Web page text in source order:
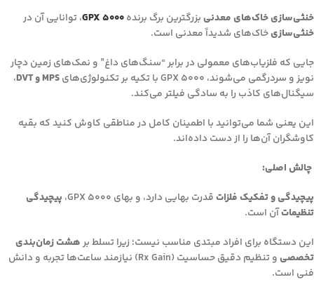
خنثی‌سازی خاک‌های معدنیبزرگترین برگ برندهGPX 5000، توانایی آن در
خنثی‌سازیخاک‌های شدیداً معدنی است.
جایی که فلزیاب‌های معمولی در برابر “سنگ‌های داغ” و نمک‌های زمین دچار
نویز و سردرگمی می‌شوند، GPX 5000 با تکیه بر تکنولوژی‌های
MPS و DVT
،
سیگنال‌های کاذب را به سادگی فیلتر می‌کند.
این یعنی شما می‌توانید با اطمینان کامل در مناطقی کاوش کنید که بقیه
کاوشگران آن‌ها را از دست داده‌اند.
چالش اصلی:
پیچیدگی و تفکیک فلزاتقدرت بهایی دارد، و بهای GPX 5000،
پیچیدگی
تنظیماتآن است.
این دستگاه برای افراد مبتدی مناسب نیست؛ زیرا تسلط برهشت زمان‌بندی
تخصصی
و تنظیم دقیق حساسیت (Rx Gain) نیازمند ساعت‌ها تجربه و دانش
فنی است.